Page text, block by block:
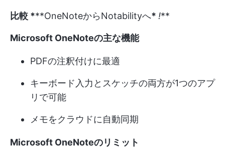
比較 ***OneNoteからNotabilityへ* !**
Microsoft OneNoteの主な機能
PDFの注釈付けに最適
キーボード入力とスケッチの両方が1つのアプ
リで可能
メモをクラウドに自動同期
Microsoft OneNoteのリミット